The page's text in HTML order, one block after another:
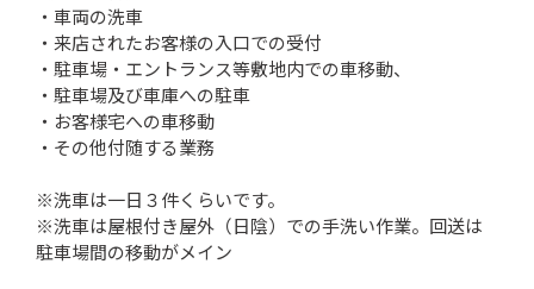
・車両の洗車
・来店されたお客様の入口での受付
・駐車場・エントランス等敷地内での車移動、
・駐車場及び車庫への駐車
・お客様宅への車移動
・その他付随する業務
※洗車は一日３件くらいです。
※洗車は屋根付き屋外（日陰）での手洗い作業。回送は
駐車場間の移動がメイン